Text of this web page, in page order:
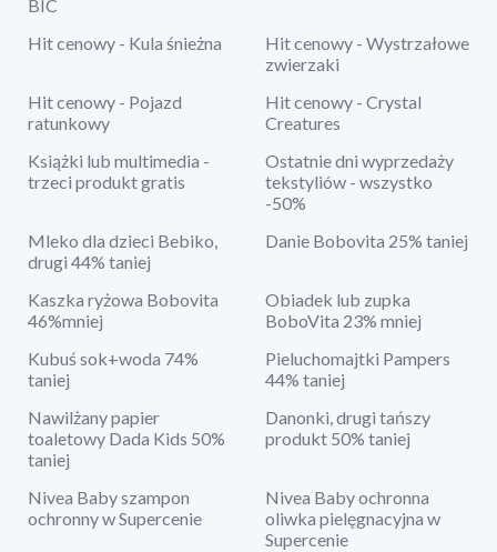
BIC
Hit cenowy - Kula śnieżna
Hit cenowy - Wystrzałowe
zwierzaki
Hit cenowy - Pojazd
ratunkowy
Hit cenowy - Crystal
Creatures
Książki lub multimedia -
trzeci produkt gratis
Ostatnie dni wyprzedaży
tekstyliów - wszystko
-50%
Mleko dla dzieci Bebiko,
drugi 44% taniej
Danie Bobovita 25% taniej
Kaszka ryżowa Bobovita
46%mniej
Obiadek lub zupka
BoboVita 23% mniej
Kubuś sok+woda 74%
taniej
Pieluchomajtki Pampers
44% taniej
Nawilżany papier
toaletowy Dada Kids 50%
taniej
Danonki, drugi tańszy
produkt 50% taniej
Nivea Baby szampon
ochronny w Supercenie
Nivea Baby ochronna
oliwka pielęgnacyjna w
Supercenie